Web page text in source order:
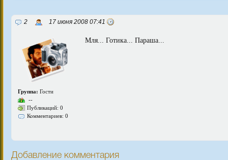
2 17 июня 2008 07:41
Группа: Гости
--
Публикаций: 0
Комментариев: 0
Мля... Готика... Параша...
Добавление комментария